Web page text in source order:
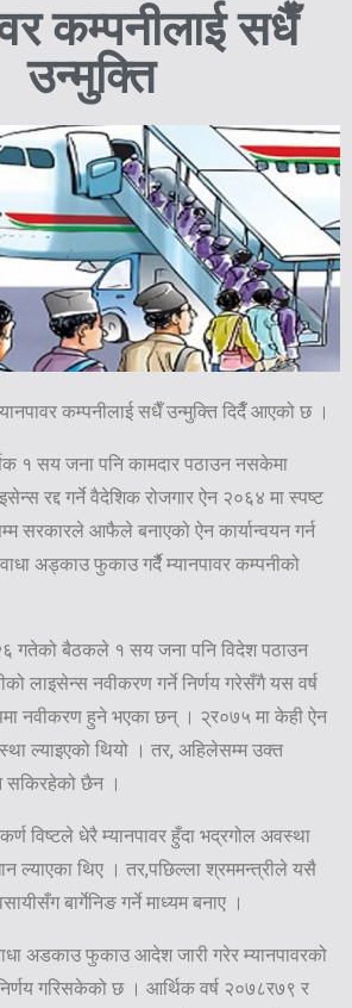
कम्पनीलाई सधैँ
उन्मुक्ति
कम्पनीलाई सधैँ उन्मुक्ति दिदैँ आएको छ ।
१ सय जना पनि कामदार पठाउन नसकेमा
रद्द गर्ने वैदेशिक रोजगार ऐन २०६४ मा स्पष्ट
सरकारले आफैले बनाएको ऐन कार्यान्वयन गर्न
अड्काउ फुकाउ गर्दैै म्यानपावर कम्पनीको
गतेको बैठकले १ सय जना पनि विदेश पठाउन
लाइसेन्स नवीकरण गर्ने निर्णय गरेसँगै यस वर्ष
नवीकरण हुने भएका छन् । २्र०७५ मा केही ऐन
ल्याइएको थियो । तर, अहिलेसम्म उक्त
सकिरहेको छैन ।
विष्टले धेरै म्यानपावर हुँदा भद्रगोल अवस्था
ल्याएका थिए । तर,पछिल्ला श्रममन्त्रीले यसै
बार्गेनिङ गर्ने माध्यम बनाए ।
अडकाउ फुकाउ आदेश जारी गरेर म्यानपावरको
गरिसकेको छ । आर्थिक वर्ष २०७८र७९ र